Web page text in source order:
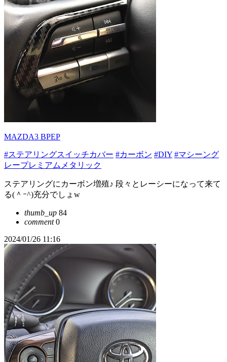
MAZDA3 BPEP
#ステアリングスイッチカバー #カーボン #DIY #マシーング
レープレミアムメタリック
ステアリングにカーボン増殖♪ 段々とレーシーになって来て
る(＾ｰ^)充分でしょw
thumb_up 84
comment0
2024/01/26 11:16